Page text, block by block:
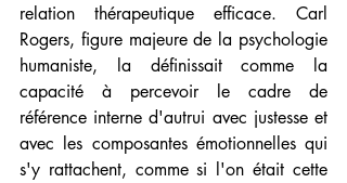
relation thérapeutique efficace. Carl
Rogers, figure majeure de la psychologie
humaniste, la définissait comme la
capacité à percevoir le cadre de
référence interne d'autrui avec justesse et
avec les composantes émotionnelles qui
s'y rattachent, comme si l'on était cette